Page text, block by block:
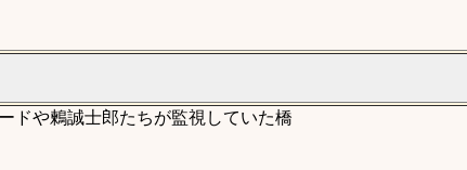
ドや鶫誠士郎たちが監視していた橋